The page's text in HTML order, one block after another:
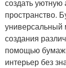
создать
пространство.
универсальный
создания
помощью
интерьер без